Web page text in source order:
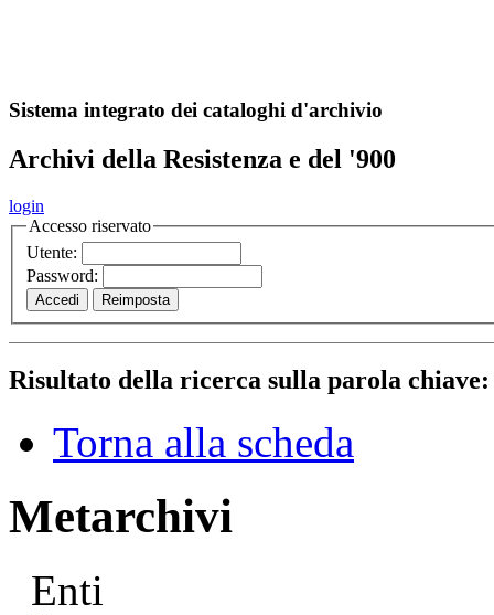
Sistema integrato dei cataloghi d'archivio
Archivi della Resistenza e del '900
login
Accesso riservato
Utente:
Password:
Risultato della ricerca sulla parola
Torna alla scheda
Metarchivi
Enti